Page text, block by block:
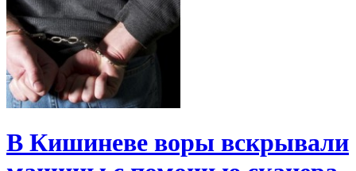
В Кишиневе воры вскрывали